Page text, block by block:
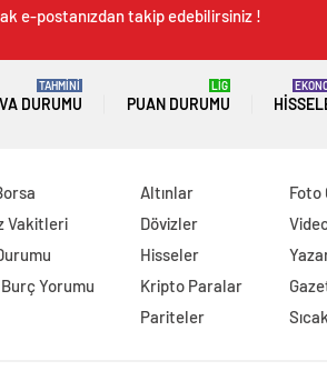
e-postanızdan takip edebilirsiniz !
DURUMU
TAHMİNİ
PUAN DURUMU
LİG
Vakitleri
Yorumu
Altınlar
Dövizler
Hisseler
Kripto Paralar
Pariteler
Foto